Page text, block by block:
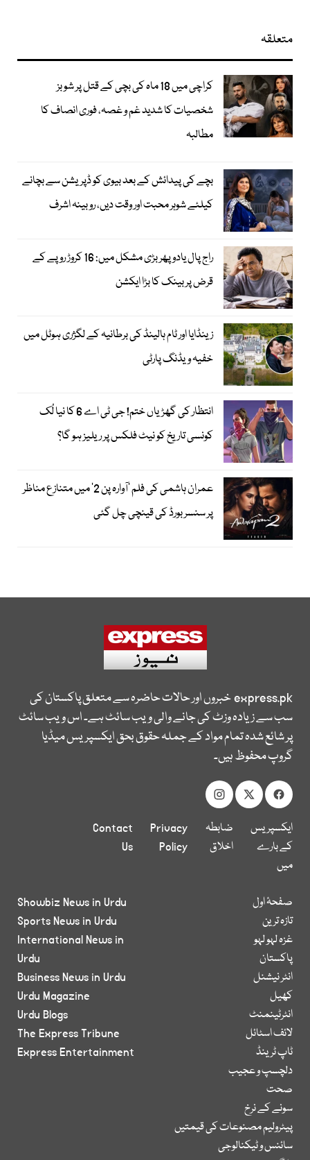
متعلقہ
کراچی میں 18 ماہ کی بچی کے قتل پر شوبز
شخصیات کا شدید غم و غصہ، فوری انصاف کا
مطالبہ
بچے کی پیدائش کے بعد بیوی کو ڈپریشن سے بچانے
کیلئے شوہر محبت اور وقت دیں، روبینہ اشرف
راج پال یادو پھر بڑی مشکل میں: 16 کروڑ روپے کے
قرض پر بینک کا بڑا ایکشن
زینڈایا اور ٹام ہالینڈ کی برطانیہ کے لگژری ہوٹل میں
خفیہ ویڈنگ پارٹی
انتظار کی گھڑیاں ختم! جی ٹی اے 6 کا نیا لُک
کونسی تاریخ کو نیٹ فلکس پر ریلیز ہو گا؟
عمران ہاشمی کی فلم ’آوارہ پن 2‘ میں متنازع مناظر
پر سنسر بورڈ کی قینچی چل گئی
express.pkخبروں اور حالات حاضرہ سے متعلق پاکستان کی
سب سے زیادہ وزٹ کی جانے والی ویب سائٹ ہے۔ اس ویب سائٹ
پر شائع شدہ تمام مواد کے جملہ حقوق بحق ایکسپریس میڈیا
گروپ محفوظ ہیں۔
ایکسپریس
کے بارے
میں
ضابطہ
اخلاق
Privacy
Policy
Contact
Us
صفحۂ اول
تازہ ترین
غزہ لہو لہو
پاکستان
انٹر نیشنل
کھیل
انٹرٹینمنٹ
لائف اسٹائل
ٹاپ ٹرینڈ
دلچسپ و عجیب
صحت
سونے کے نرخ
پیٹرولیم مصنوعات کی قیمتیں
سائنس و ٹیکنالوجی
Showbiz News in Urdu
Sports News in Urdu
International News in
Urdu
Business News in Urdu
Urdu Magazine
Urdu Blogs
The Express Tribune
Express Entertainment